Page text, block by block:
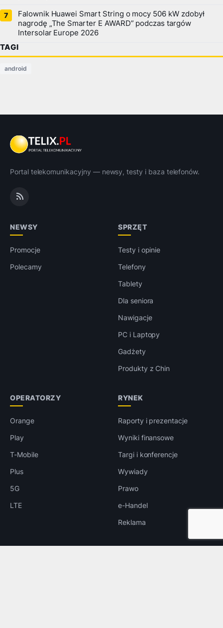
Falownik Huawei Smart String o mocy 506 kW zdobył
nagrodę „The Smarter E AWARD” podczas targów
Intersolar Europe 2026
TAGI
android
Portal telekomunikacyjny — newsy, testy i baza telefonów.
NEWSY
Promocje
Polecamy
SPRZĘT
Testy i opinie
Telefony
Tablety
Dla seniora
Nawigacje
PC i Laptopy
Gadżety
Produkty z Chin
OPERATORZY
Orange
Play
T-Mobile
Plus
5G
LTE
RYNEK
Raporty i prezentacje
Wyniki finansowe
Targi i konferencje
Wywiady
Prawo
e-Handel
Reklama